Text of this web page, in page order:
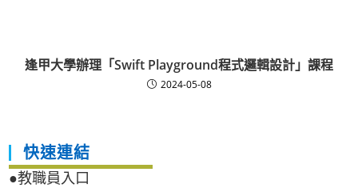
逢甲大學辦理「Swift Playground程式邏輯設計」課程
2024-05-08
快速連結
●教職員入口